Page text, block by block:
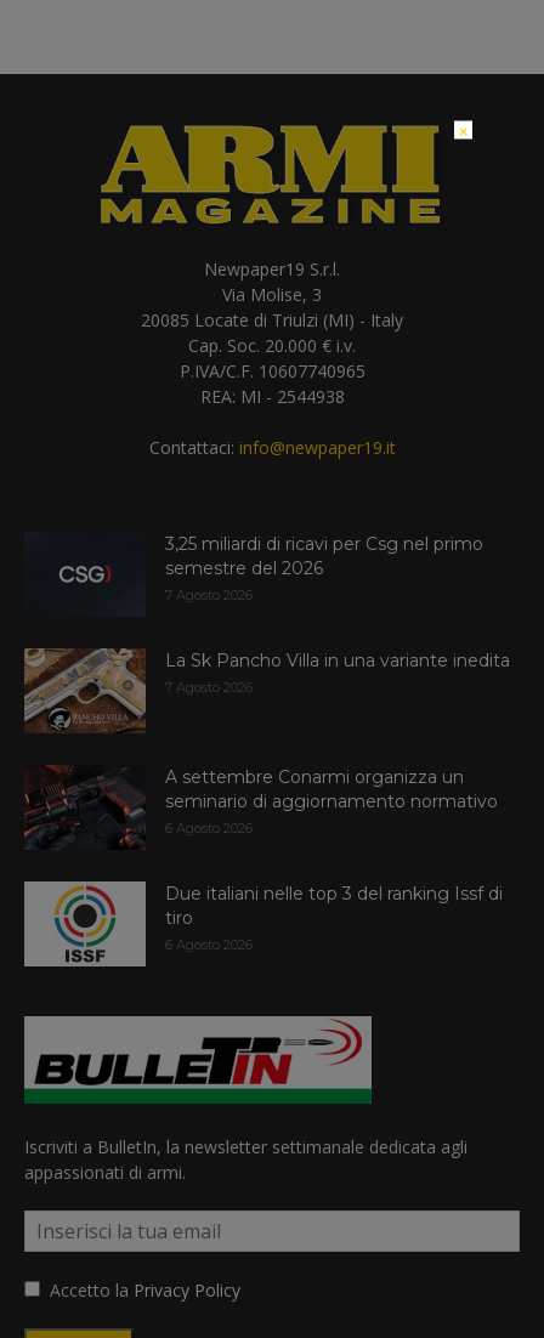
Newpaper19 S.r.l.
Via Molise, 3
20085 Locate di Triulzi (MI) - Italy
Cap. Soc. 20.000 € i.v.
P.IVA/C.F. 10607740965
REA: MI - 2544938
Contattaci: info@newpaper19.it
3,25 miliardi di ricavi per Csg nel primo
semestre del 2026
7 Agosto 2026
La Sk Pancho Villa in una variante inedita
7 Agosto 2026
A settembre Conarmi organizza un
seminario di aggiornamento normativo
6 Agosto 2026
Due italiani nelle top 3 del ranking Issf di
tiro
6 Agosto 2026
Iscriviti a BulletIn, la newsletter settimanale dedicata agli
appassionati di armi.
Accetto la Privacy Policy
×